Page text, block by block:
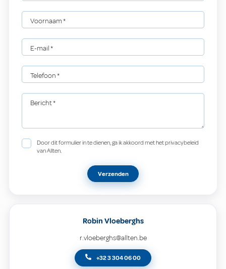
Voornaam*
E-mail*
Telefoon*
Bericht*
Door dit formulier in te dienen, ga ik akkoord met het privacybeleid
van Allten.
Verzenden
Robin Vloeberghs
r.vloeberghs@allten.be
+32 3 304 06 00